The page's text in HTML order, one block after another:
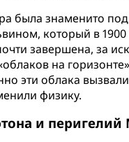
была знаменито
который в 1900
завершена, за
на
эти облака
физику.
и